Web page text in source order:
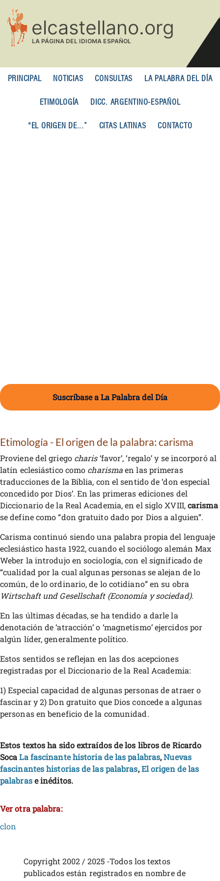
contenido
principal
PRINCIPAL NOTICIAS CONSULTAS LA PALABRA DEL DÍA
ETIMOLOGÍA DICC. ARGENTINO-ESPAÑOL
“EL ORIGEN DE...” CITAS LATINAS CONTACTO
Suscríbase a La Palabra del Día
Etimología - El origen de la palabra: carisma
Proviene del griego charis‘favor’, ‘regalo’ y se incorporó al
latín eclesiástico como charismaen las primeras
traducciones de la Biblia, con el sentido de ‘don especial
concedido por Dios’. En las primeras ediciones del
Diccionario de la Real Academia, en el siglo XVIII,carisma
se define como “don gratuito dado por Dios a alguien”.
Carisma continuó siendo una palabra propia del lenguaje
eclesiástico hasta 1922, cuando el sociólogo alemán Max
Weber la introdujo en sociología, con el significado de
“cualidad por la cual algunas personas se alejan de lo
común, de lo ordinario, de lo cotidiano” en su obra
Wirtschaft und Gesellschaft (Economía y sociedad).
En las últimas décadas, se ha tendido a darle la
denotación de ‘atracción’ o ‘magnetismo’ ejercidos por
algún líder, generalmente político.
Estos sentidos se reflejan en las dos acepciones
registradas por el Diccionario de la Real Academia:
1) Especial capacidad de algunas personas de atraer o
fascinar y 2) Don gratuito que Dios concede a algunas
personas en beneficio de la comunidad.
Estos textos ha sido extraídos de los libros de Ricardo
SocaLa fascinante historia de las palabras,Nuevas
fascinantes historias de las palabras,El origen de las
palabrase inéditos.
Ver otra palabra:
clon
Copyright 2002 / 2025 -Todos los textos
publicados están registrados en nombre de